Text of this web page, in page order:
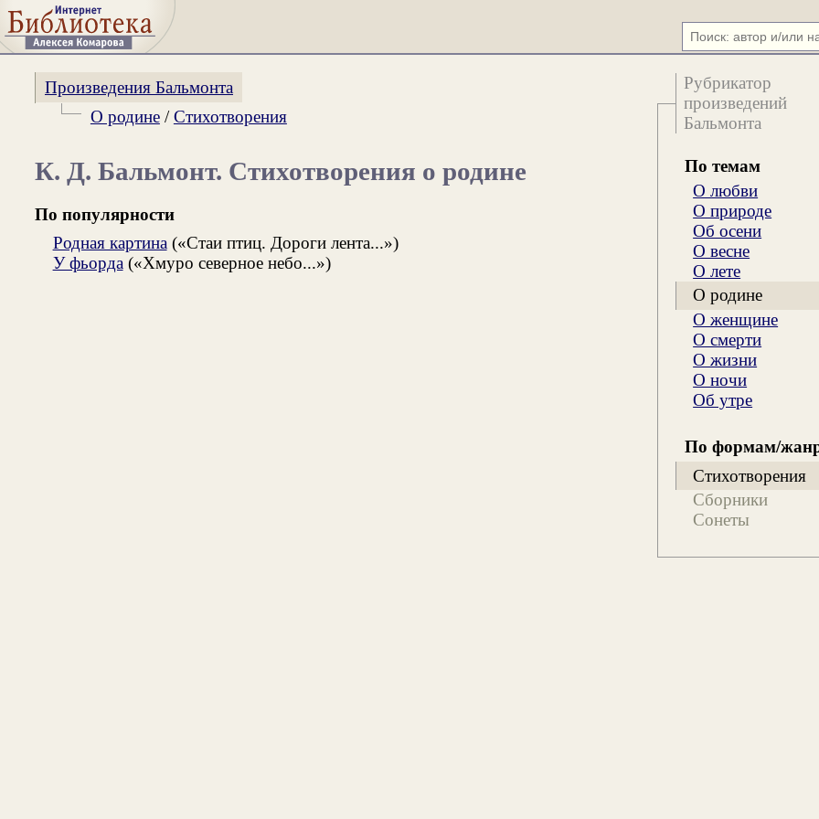
Рубрикатор
произведений
Бальмонта
По темам
О любви
О природе
Об осени
О весне
О лете
О родине
О женщине
О смерти
О жизни
О ночи
Об утре
По формам/
Стихотворения
Сборники
Сонеты
Произведения Бальмонта
О родине/Стихотворения
К. Д. Бальмонт. Стихотворения о родине
По популярности
Родная картина («Стаи птиц. Дороги лента...»)
У фьорда («Хмуро северное небо...»)